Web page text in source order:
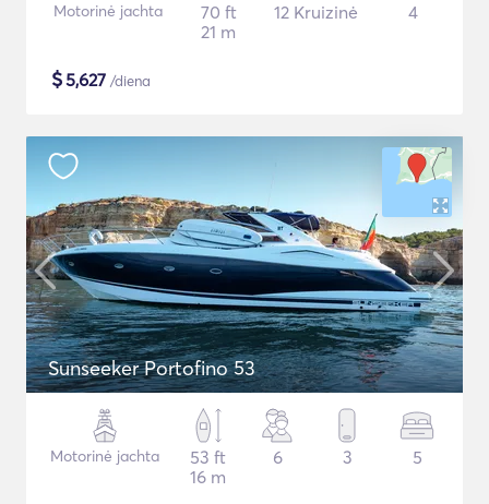
Motorinė jachta
70 ft
21 m
12 Kruizinė 4
$5,627 /diena
Sunseeker Portofino 53
Motorinė jachta
53 ft
16 m
6 3 5